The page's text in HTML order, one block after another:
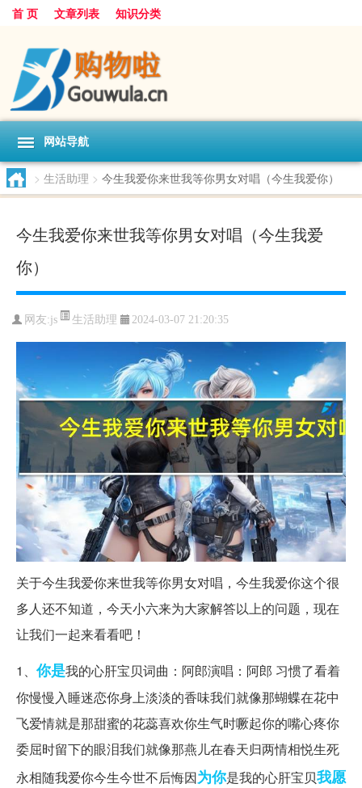
首 页 文章列表 知识分类
网站导航
> 生活助理 > 今生我爱你来世我等你男女对唱（今生我爱你）
今生我爱你来世我等你男女对唱（今生我爱
你）
网友:js 生活助理 2024-03-07 21:20:35
关于今生我爱你来世我等你男女对唱，今生我爱你这个很
多人还不知道，今天小六来为大家解答以上的问题，现在
让我们一起来看看吧！
1、你是我的心肝宝贝词曲：阿郎演唱：阿郎 习惯了看着
你慢慢入睡迷恋你身上淡淡的香味我们就像那蝴蝶在花中
飞爱情就是那甜蜜的花蕊喜欢你生气时噘起你的嘴心疼你
委屈时留下的眼泪我们就像那燕儿在春天归两情相悦生死
永相随我爱你今生今世不后悔因为你是我的心肝宝贝我愿